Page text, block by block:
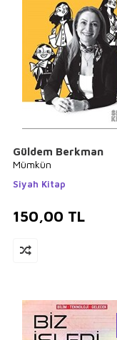
Güldem Berkman
Mümkün
Siyah Kitap
150,00 TL